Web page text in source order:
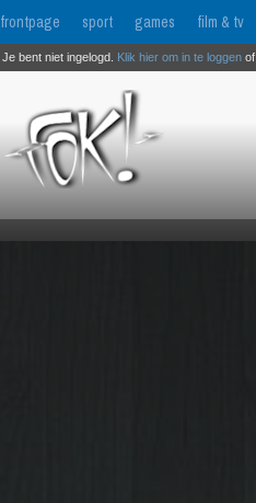
frontpage sport games film & tv
Je bent niet ingelogd. Klik hier om in te loggen of